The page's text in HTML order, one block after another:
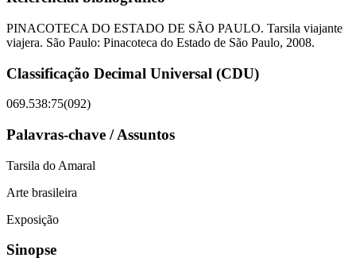
PINACOTECA DO ESTADO DE SÃO PAULO. Tarsila viajante
viajera. São Paulo: Pinacoteca do Estado de São Paulo, 2008.
Classificação Decimal Universal (CDU)
069.538:75(092)
Palavras-chave / Assuntos
Tarsila do Amaral
Arte brasileira
Exposição
Sinopse